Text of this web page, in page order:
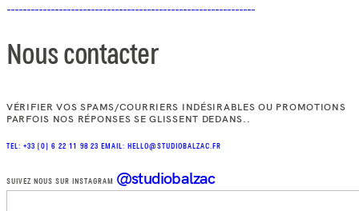
Nous contacter
VÉRIFIER VOS SPAMS/COURRIERS INDÉSIRABLES OU PROMOTIONS
PARFOIS NOS RÉPONSES SE GLISSENT DEDANS..
TEL: +33 (0) 6 22 11 98 23 EMAIL: HELLO@STUDIOBALZAC.FR
SUIVEZ NOUS SUR INSTAGRAM @studiobalzac